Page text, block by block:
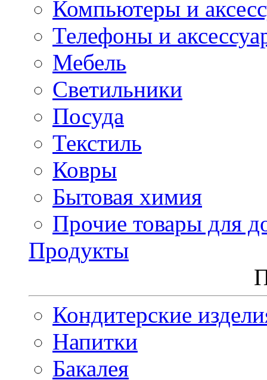
Компьютеры и
Телефоны и
Мебель
Светильники
Посуда
Текстиль
Ковры
Бытовая химия
Прочие товары для
Продукты
Кондитерские
Напитки
Бакалея